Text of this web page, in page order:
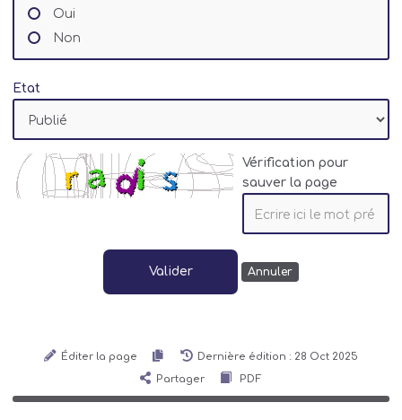
Oui
Non
Etat
Vérification pour
sauver la page
Valider Annuler
Éditer la page
Dernière édition : 28 Oct 2025
Partager
PDF